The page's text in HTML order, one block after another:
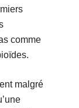
comme
malgré